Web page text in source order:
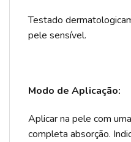
Testado
pele sensível.
Modo de Aplicação:
Aplicar na pele com
completa absorção.